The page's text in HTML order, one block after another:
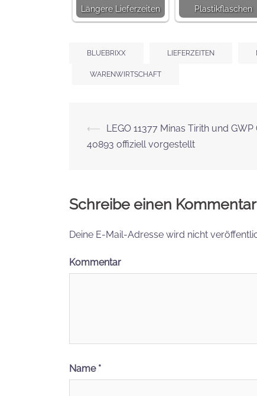
Längere Lieferzeiten
Plastikflaschen
BLUEBRIXX LIEFERZEITEN
WARENWIRTSCHAFT
Beitrags-
⟵
LEGO 11377 Minas Tirith und GWP
40893 offiziell vorgestellt
Schreibe einen Kommentar
Deine E-Mail-Adresse wird nicht
Kommentar
Name *